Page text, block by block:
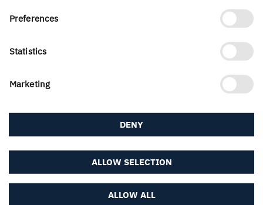
Preferences
Statistics
Marketing
ALLOW ALL
ALLOW SELECTION
DENY
hållbarhet till en naturlig del av affären fungerar LFM30
som en inspirationskälla för hela branschen och det var